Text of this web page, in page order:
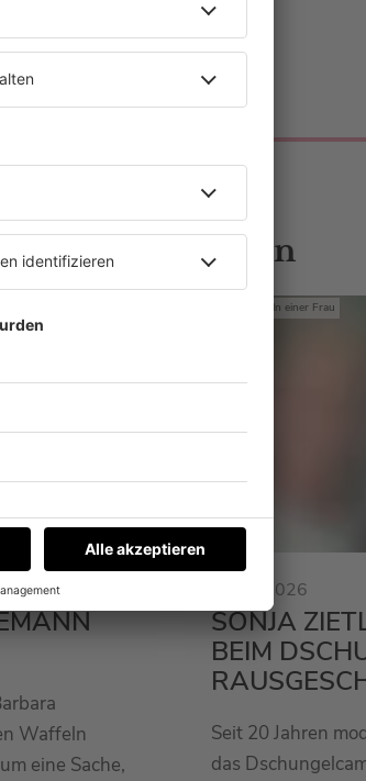
Podcastfolge einschalten.
Gästen
Waffeln
eine Sache,
Mit den Waffeln einer Frau
23.01.2026
SONJA
BEIM
Seit 20 Jahren
das